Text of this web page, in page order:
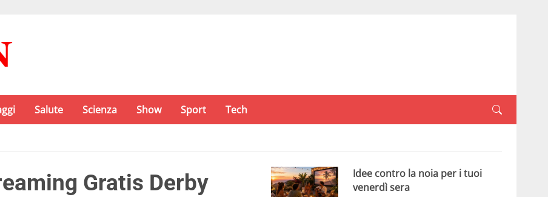
Salute Scienza Show Sport Tech
Gratis Derby
Idee contro la noia per i tuoi
venerdì sera